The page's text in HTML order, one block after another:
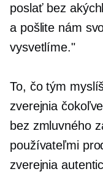
poslať bez
a pošlite nám
vysvetlíme."
To, čo tým
zverejnia
bez zmluvného
používateľmi
zverejnia